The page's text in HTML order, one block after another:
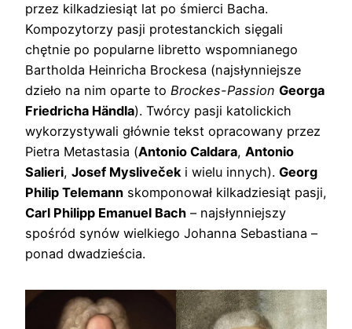
przez kilkadziesiąt lat po śmierci Bacha.
Kompozytorzy pasji protestanckich sięgali
chętnie po popularne libretto wspomnianego
Bartholda Heinricha Brockesa (najsłynniejsze
dzieło na nim oparte to Brockes-Passion Georga
Friedricha Händla). Twórcy pasji katolickich
wykorzystywali głównie tekst opracowany przez
Pietra Metastasia (Antonio Caldara, Antonio
Salieri, Josef Myslivečeki wielu innych). Georg
Philip Telemann skomponował kilkadziesiąt pasji,
Carl Philipp Emanuel Bach – najsłynniejszy
spośród synów wielkiego Johanna Sebastiana –
ponad dwadzieścia.